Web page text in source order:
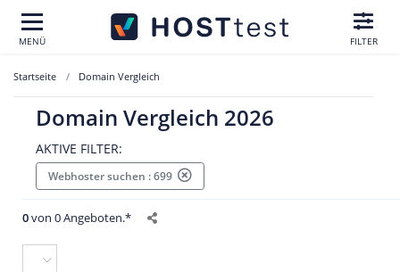
MENÜ FILTER
Startseite Domain Vergleich
Domain Vergleich 2026
AKTIVE FILTER:
Webhoster suchen : 699
0von 0 Angeboten.*